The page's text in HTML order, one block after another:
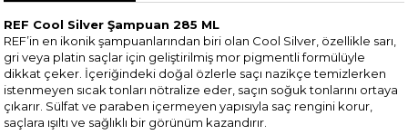
REF Cool Silver Şampuan 285 ML
REF’in en ikonik şampuanlarından biri olan Cool Silver, özellikle sarı,
gri veya platin saçlar için geliştirilmiş mor pigmentli formülüyle
dikkat çeker. İçeriğindeki doğal özlerle saçı nazikçe temizlerken
istenmeyen sıcak tonları nötralize eder, saçın soğuk tonlarını ortaya
çıkarır. Sülfat ve paraben içermeyen yapısıyla saç rengini korur,
saçlara ışıltı ve sağlıklı bir görünüm kazandırır.